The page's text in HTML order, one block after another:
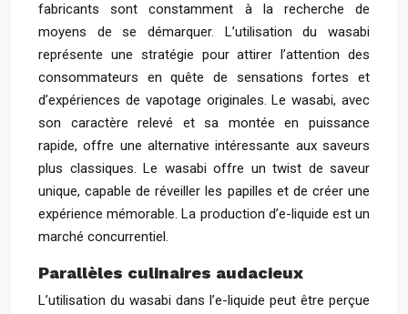
fabricants sont constamment à la recherche de
moyens de se démarquer. L’utilisation du wasabi
représente une stratégie pour attirer l’attention des
consommateurs en quête de sensations fortes et
d’expériences de vapotage originales. Le wasabi, avec
son caractère relevé et sa montée en puissance
rapide, offre une alternative intéressante aux saveurs
plus classiques. Le wasabi offre un twist de saveur
unique, capable de réveiller les papilles et de créer une
expérience mémorable. La production d’e-liquide est un
marché concurrentiel.
Parallèles culinaires audacieux
L’utilisation du wasabi dans l’e-liquide peut être perçue